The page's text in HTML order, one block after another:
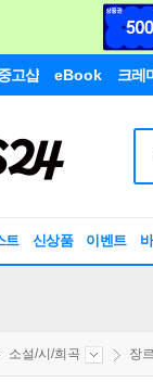
고샵 eBook 크레
트 신상품 이벤트
소설/시/희곡 장